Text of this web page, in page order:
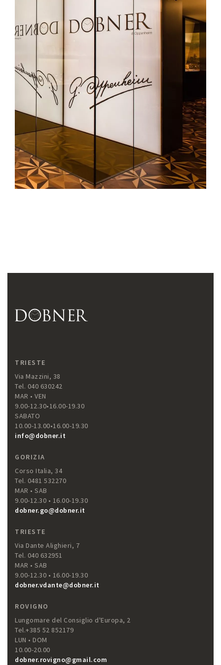
TRIESTE
Via Mazzini, 38
Tel. 040 630242
MAR • VEN
9.00-12.30•16.00-19.30
SABATO
10.00-13.00•16.00-19.30
info@dobner.it
GORIZIA
Corso Italia, 34
Tel. 0481 532270
MAR • SAB
9.00-12.30 • 16.00-19.30
dobner.go@dobner.it
TRIESTE
Via Dante Alighieri, 7
Tel. 040 632951
MAR • SAB
9.00-12.30 • 16.00-19.30
dobner.vdante@dobner.it
ROVIGNO
Lungomare del Consiglio d'Europa, 2
Tel.+385 52 852179
LUN • DOM
10.00-20.00
dobner.rovigno@gmail.com